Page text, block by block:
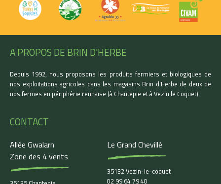
A PROPOS DE BRIN D'HERBE
Depuis 1992, nous proposons les produits fermiers et biologiques de
nos exploitations agricoles dans les magasins Brin d'Herbe de deux de
nos fermes en périphérie rennaise (à Chantepie et à Vezin le Coquet).
CONTACT
Allée Gwalarn
Zone des 4 vents
Le Grand Chevillé
35132 Vezin-le-coquet
02 99 64 79 40